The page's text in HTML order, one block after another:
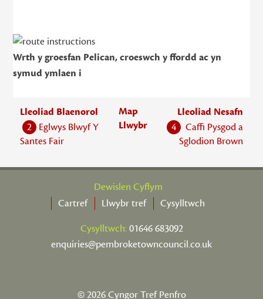
Wrth y groesfan Pelican, croeswch y ffordd ac yn
symud ymlaen i
Lleoliad Blaenorol
2 Eglwys Blwyf Y
Santes Fair
Map
Llwybr
Lleoliad Nesafn
4
Caffi Pysgod a
Sglodion Brown
Dewislen Cyflym
Cartref
Llwybr tref
Cysylltwch
Cysylltwch:01646 683092
enquiries@pembroketowncouncil.co.uk
© 2026 Cyngor Tref Penfro